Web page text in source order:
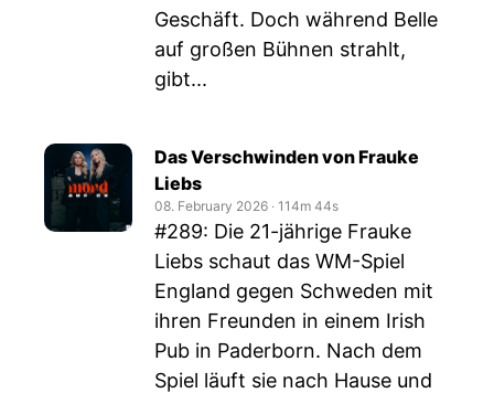
Geschäft. Doch während Belle
auf großen Bühnen strahlt,
gibt...
Das Verschwinden von Frauke
Liebs
08. February 2026 ‧ 114m 44s
#289: Die 21-jährige Frauke
Liebs schaut das WM-Spiel
England gegen Schweden mit
ihren Freunden in einem Irish
Pub in Paderborn. Nach dem
Spiel läuft sie nach Hause und